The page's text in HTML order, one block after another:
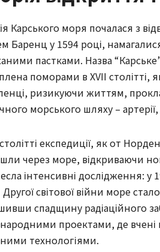
Карського моря почалася з
Баренц у 1594 році,
пастками. Назва
поморами в XVII
ризикуючи життям,
морського шляху –
експедиції, як от
через море, відкриваючи
інтенсивні дослідження: у
Другої світової війни море
спадщину радіаційного
проектами, де
технологіями.